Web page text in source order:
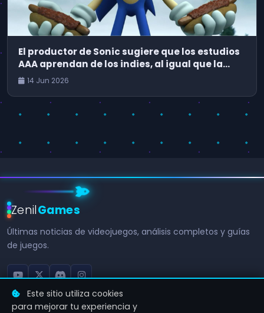
El productor de Sonic sugiere que los estudios
AAA aprendan de los indies, al igual que la
industria del cine debería tomar notas de
Backrooms y Obsession
14 Jun 2026
ZenilGames
Últimas noticias de videojuegos, análisis completos y guías
de juegos.
NAVEGACIÓN
Este sitio utiliza cookies
para mejorar tu experiencia y